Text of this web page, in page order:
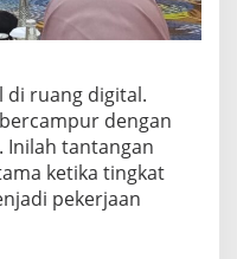
di ruang digital.
dengan
Inilah tantangan
ketika tingkat
pekerjaan